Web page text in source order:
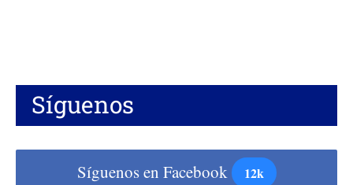
Síguenos
Síguenos en Facebook 12k